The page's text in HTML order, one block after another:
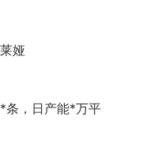
娅
条，日产能*万平